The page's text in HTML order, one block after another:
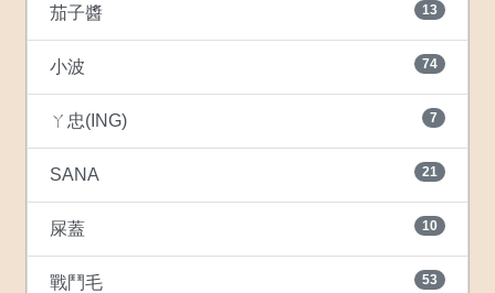
茄子醬 13
小波 74
ㄚ忠(ING) 7
SANA 21
屎蓋 10
戰鬥毛 53